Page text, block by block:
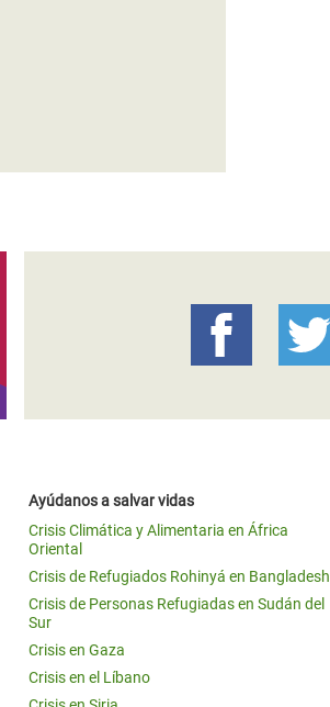
Ayúdanos a salvar vidas
Crisis Climática y Alimentaria en África
Oriental
Crisis de Refugiados Rohinyá en Bangladesh
Crisis de Personas Refugiadas en Sudán del
Sur
Crisis en Gaza
Crisis en el Líbano